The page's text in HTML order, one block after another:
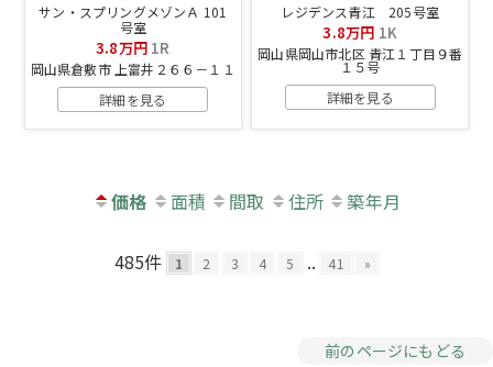
サン・スプリングメゾンＡ 101
号室
3.8万円 1R
岡山県倉敷市 上富井２６６－１１
詳細を見る
レジデンス青江 205号室
3.8万円 1K
岡山県岡山市北区 青江１丁目９番
１５号
詳細を見る
価格 面積 間取 住所 築年月
485件 1 2 3 4 5 .. 41 »
前のページにもどる